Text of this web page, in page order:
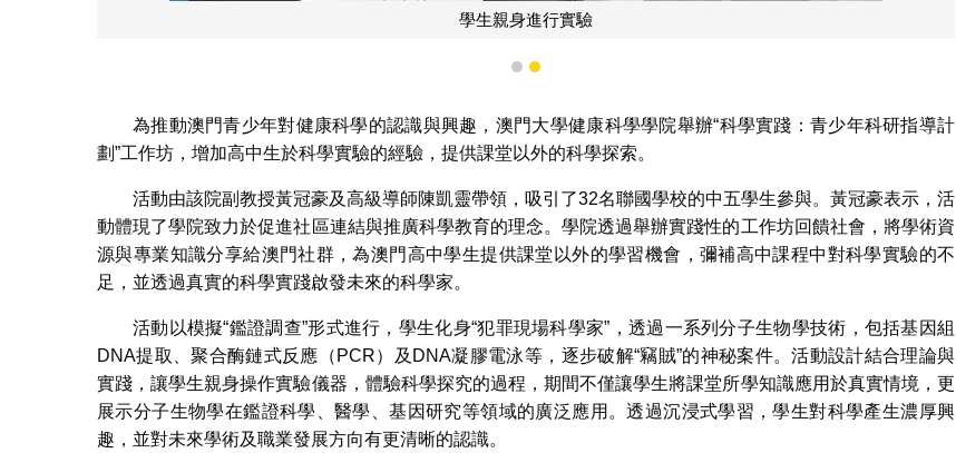
澳大健康科學學院舉辦青少年科研指導計劃
1 2
為推動澳門青少年對健康科學的認識與興趣，澳門大學健康科學學院舉辦“科學實踐：青少年科研指導計
劃”工作坊，增加高中生於科學實驗的經驗，提供課堂以外的科學探索。
活動由該院副教授黃冠豪及高級導師陳凱靈帶領，吸引了32名聯國學校的中五學生參與。黃冠豪表示，活
動體現了學院致力於促進社區連結與推廣科學教育的理念。學院透過舉辦實踐性的工作坊回饋社會，將學術資
源與專業知識分享給澳門社群，為澳門高中學生提供課堂以外的學習機會，彌補高中課程中對科學實驗的不
足，並透過真實的科學實踐啟發未來的科學家。
活動以模擬“鑑證調查”形式進行，學生化身“犯罪現場科學家”，透過一系列分子生物學技術，包括基因組
DNA提取、聚合酶鏈式反應（PCR）及DNA凝膠電泳等，逐步破解“竊賊”的神秘案件。活動設計結合理論與
實踐，讓學生親身操作實驗儀器，體驗科學探究的過程，期間不僅讓學生將課堂所學知識應用於真實情境，更
展示分子生物學在鑑證科學、醫學、基因研究等領域的廣泛應用。透過沉浸式學習，學生對科學產生濃厚興
趣，並對未來學術及職業發展方向有更清晰的認識。